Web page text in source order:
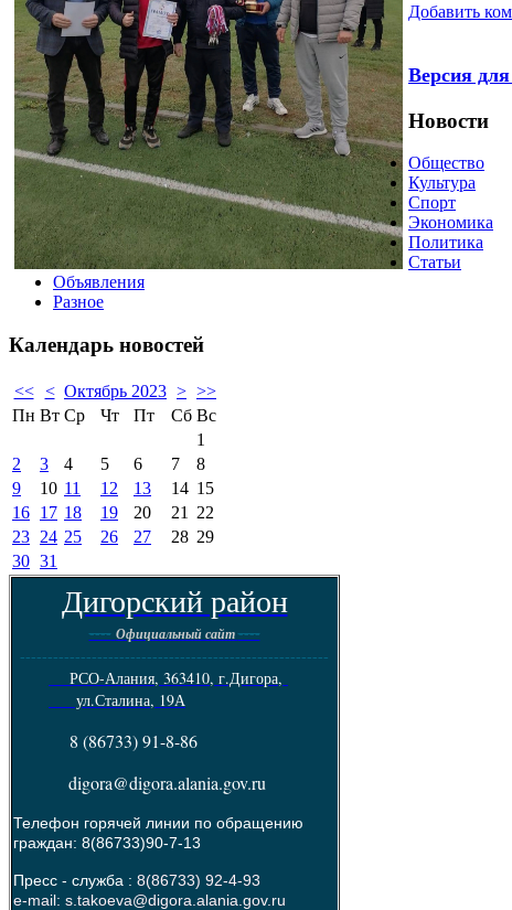
Добавить
Версия
Новости
Общество
Культура
Спорт
Экономика
Политика
Статьи
Объявления
Разное
Календарь новостей
<< < Октябрь 2023 > >>
Пн Вт Ср Чт Пт Сб Вс
1
2
3 4 5 6 7
8
9
10 11 12 13 14 15
16 17 18 19 20 21
22
23 24 25 26 27 28 29
30 31
Дигорский район
---- Официальный сайт----
--------------------------------------------------------
РСО-Алания, 363410, г.Дигора,
ул.Сталина, 19А
8 (86733) 91-8-86
digora@digora.alania.gov.ru
Телефон горячей линии по обращению
граждан: 8(86733)90-7-13
Пресс - служба : 8(86733) 92-4-93
e-mail: s.takoeva@digora.alania.gov.ru